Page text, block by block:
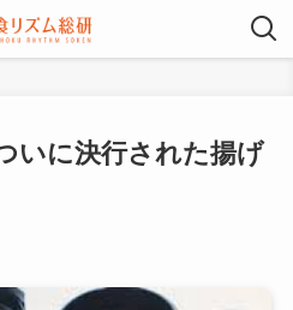
いに決行された揚げ